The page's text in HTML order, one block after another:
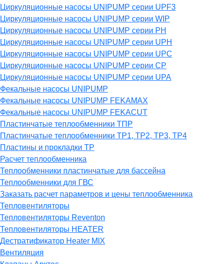
Циркуляционные насосы UNIPUMP серии UPF3
Циркуляционные насосы UNIPUMP серии WIP
Циркуляционные насосы UNIPUMP серии PH
Циркуляционные насосы UNIPUMP серии UPH
Циркуляционные насосы UNIPUMP серии UPC
Циркуляционные насосы UNIPUMP серии CP
Циркуляционные насосы UNIPUMP серии UPA
Фекальные насосы UNIPUMP
Фекальные насосы UNIPUMP FEKAMAX
Фекальные насосы UNIPUMP FEKACUT
Пластинчатые теплообменники ТПР
Пластинчатые теплообменники ТР1, ТР2, ТР3, ТР4
Пластины и прокладки ТР
Расчет теплообменника
Теплообменники пластинчатые для бассейна
Теплообменники для ГВС
Заказать расчет параметров и цены теплообменника
Тепловентиляторы
Тепловентиляторы Reventon
Тепловентиляторы HEATER
Дестратификатор Heater MIX
Вентиляция